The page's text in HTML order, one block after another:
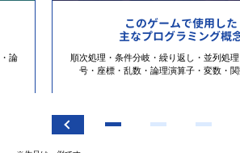
論
このゲームで使用した
主なプログラミング概
順次処理・条件分岐・繰り返し・並列処
号・座標・乱数・論理演算子・変数・